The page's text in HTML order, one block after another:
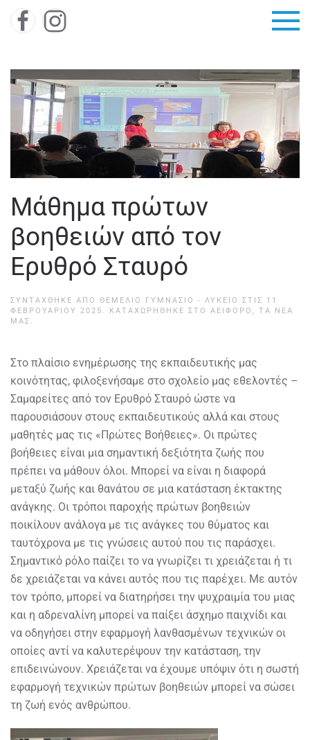
Skip to main content
Μάθημα πρώτων
βοηθειών από τον
Ερυθρό Σταυρό
ΣΥΝΤΆΧΘΗΚΕ ΑΠΌ ΘΕΜΕΛΙΟ ΓΥΜΝΑΣΙΟ - ΛΥΚΕΙΟ ΣΤΙΣ 11
ΦΕΒΡΟΥΑΡΊΟΥ 2025 . ΚΑΤΑΧΩΡΉΘΗΚΕ ΣΤΟ ΑΕΙΦΌΡΟ , ΤΑ ΝΈΑ
ΜΑΣ .
Στο πλαίσιο ενημέρωσης της εκπαιδευτικής μας
κοινότητας, φιλοξενήσαμε στο σχολείο μας εθελοντές –
Σαμαρείτες από τον Ερυθρό Σταυρό ώστε να
παρουσιάσουν στους εκπαιδευτικούς αλλά και στους
μαθητές μας τις «Πρώτες Βοήθειες». Οι πρώτες
βοήθειες είναι μια σημαντική δεξιότητα ζωής που
πρέπει να μάθουν όλοι. Μπορεί να είναι η διαφορά
μεταξύ ζωής και θανάτου σε μια κατάσταση έκτακτης
ανάγκης. Οι τρόποι παροχής πρώτων βοηθειών
ποικίλουν ανάλογα με τις ανάγκες του θύματος και
ταυτόχρονα με τις γνώσεις αυτού που τις παράσχει.
Σημαντικό ρόλο παίζει το να γνωρίζει τι χρειάζεται ή τι
δε χρειάζεται να κάνει αυτός που τις παρέχει. Με αυτόν
τον τρόπο, μπορεί να διατηρήσει την ψυχραιμία του μιας
και η αδρεναλίνη μπορεί να παίξει άσχημο παιχνίδι και
να οδηγήσει στην εφαρμογή λανθασμένων τεχνικών οι
οποίες αντί να καλυτερέψουν την κατάσταση, την
επιδεινώνουν. Χρειάζεται να έχουμε υπόψιν ότι η σωστή
εφαρμογή τεχνικών πρώτων βοηθειών μπορεί να σώσει
τη ζωή ενός ανθρώπου.